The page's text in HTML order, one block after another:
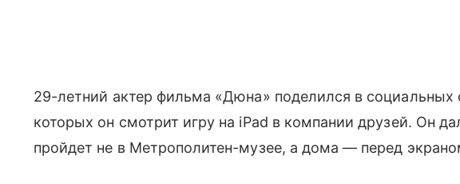
29-летний актер фильма «Дюна» поделился в социальных
которых он смотрит игру на iPad в компании друзей. Он
пройдет не в Метрополитен-музее, а дома — перед